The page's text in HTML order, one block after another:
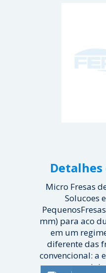
Micro Fresas
Solucoes
mm) para aco
em um
diferente das
convencional: a